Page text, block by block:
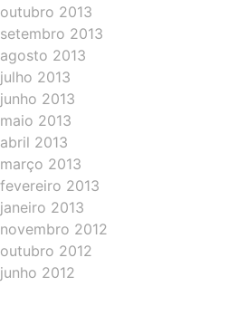
outubro 2013
setembro 2013
agosto 2013
julho 2013
junho 2013
maio 2013
abril 2013
março 2013
fevereiro 2013
janeiro 2013
novembro 2012
outubro 2012
junho 2012